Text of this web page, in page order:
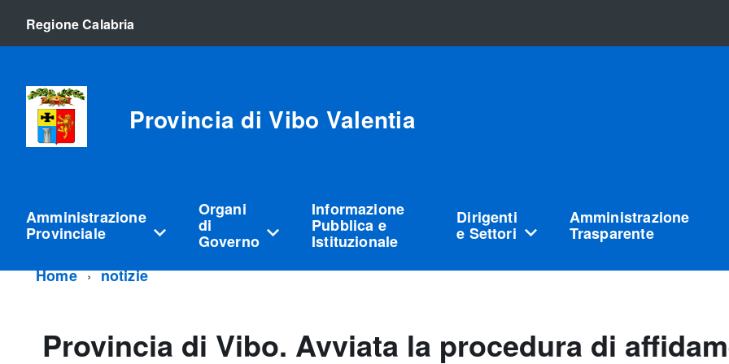
Regione Calabria
Provincia di Vibo Valentia
Amministrazione
Provinciale
Organi
di
Governo
Informazione
Pubblica e
Istituzionale
Dirigenti
e Settori
Amministrazione
Trasparente
Home
notizie
Provincia di Vibo. Avviata la procedura di